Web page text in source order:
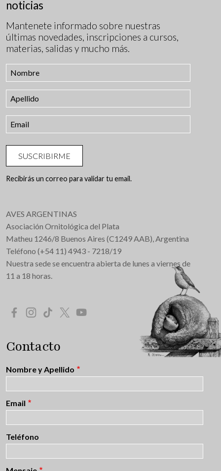
noticias
Mantenete informado sobre nuestras
últimas novedades, inscripciones a cursos,
materias, salidas y mucho más.
SUSCRIBIRME
Recibirás un correo para validar tu email.
AVES ARGENTINAS
Asociación Ornitológica del Plata
Matheu 1246/8 Buenos Aires (C1249 AAB), Argentina
Teléfono (+54 11) 4943 - 7218/19
Nuestra sede se encuentra abierta de lunes a viernes de
11 a 18 horas.
Redes Sociales
Contacto
Nombre y Apellido
Email
Teléfono